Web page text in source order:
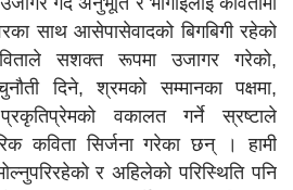
साथ आसेपासेवादको बिगबिगी रहेको
सशक्त रूपमा उजागर गरेको,
दिने, श्रमको सम्मानका पक्षमा,
वकालत गर्ने स्रष्टाले
कविता सिर्जना गरेका छन् । हामी
र अहिलेको परिस्थिति पनि